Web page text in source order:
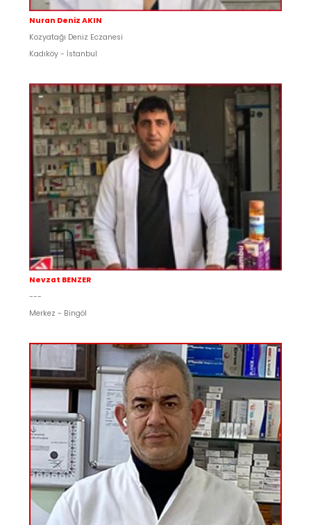
Nuran Deniz AKIN
Kozyatağı Deniz Eczanesi
Kadıköy - İstanbul
Nevzat BENZER
---
Merkez - Bingöl